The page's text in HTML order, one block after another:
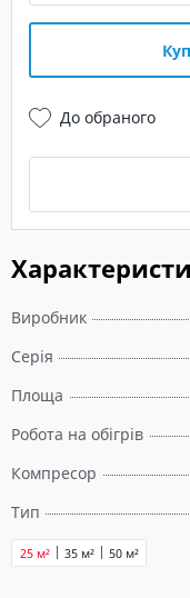
Виробник
Серія
Площа
Робота на обігрів
Компресор
Тип
25 м² 35 м² 50 м²
До обраного